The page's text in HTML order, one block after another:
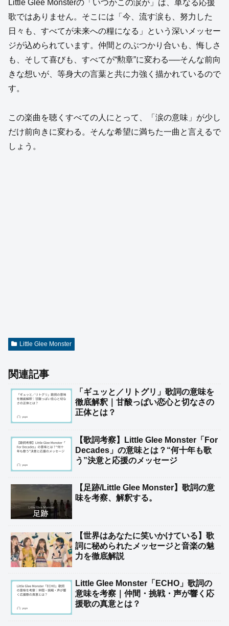
Little Glee Monsterの「いつかこの涙が」は、単なる応援
歌ではありません。そこには「今、流す涙も、努力した
日々も、すべてが未来への糧になる」という深いメッセー
ジが込められています。仲間とのぶつかり合いも、悔しさ
も、そして喜びも、すべてが“勲章”に変わる──そんな前向
きな想いが、等身大の言葉と共に力強く描かれているので
す。
この楽曲を聴くすべての人にとって、「涙の意味」が少し
だけ前向きに変わる。そんな希望に満ちた一曲と言えるで
しょう。
Little Glee Monster
関連記事
「ギュッと／リトグリ」歌詞の意味を
徹底解釈｜甘酸っぱい恋心と切なさの
正体とは？
【歌詞考察】Little Glee Monster「For
Decades」の意味とは？“何十年も歌
う”決意と応援のメッセージ
【足跡/Little Glee Monster】歌詞の意
味を考察、解釈する。
【世界はあなたに笑いかけている】歌
詞に秘められたメッセージと音楽の魅
力を徹底解説
Little Glee Monster「ECHO」歌詞の
意味を考察｜仲間・挑戦・声が響く応
援歌の真意とは？